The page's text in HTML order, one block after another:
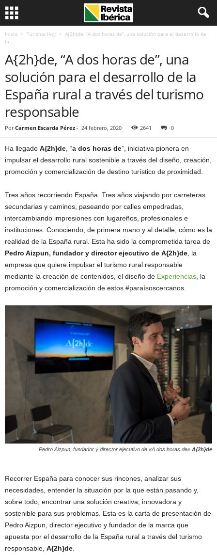
Inicio Turismo Hoy
A{2h}de, “A dos horas de”, una solución para el desarrollo de
la...
A{2h}de, “A dos horas de”, una
solución para el desarrollo de la
España rural a través del turismo
responsable
Por Carmen Escarda Pérez - 24 febrero, 2020 2641 0
Ha llegado A{2h}de , “a dos horas de”, iniciativa pionera en
impulsar el desarrollo rural sostenible a través del diseño, creación,
promoción y comercialización de destino turístico de proximidad.
Tres años recorriendo España. Tres años viajando por carreteras
secundarias y caminos, paseando por calles empedradas,
intercambiando impresiones con lugareños, profesionales e
instituciones. Conociendo, de primera mano y al detalle, cómo es la
realidad de la España rural. Esta ha sido la comprometida tarea de
Pedro Aizpun, fundador y director ejecutivo de A{2h}de , la
empresa que quiere impulsar el turismo rural responsable
mediante la creación de contenidos, el diseño de Experiencias , la
promoción y comercialización de estos #paraísoscercanos.
Pedro Aizpun, fundador y director ejecutivo de «A dos horas de» A{2h}de
Recorrer España para conocer sus rincones, analizar sus
necesidades, entender la situación por la que están pasando y,
sobre todo, encontrar una solución creativa, innovadora y
sostenible para sus problemas. Esta es la carta de presentación de
Pedro Aizpun, director ejecutivo y fundador de la marca que
apuesta por el desarrollo de la España rural a través del turismo
responsable, A{2h}de.